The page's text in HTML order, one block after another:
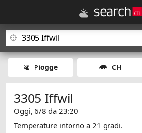
Piogge CH
3305 Iffwil
Oggi, 6/8 da 23:20
Temperature intorno a 21 gradi.